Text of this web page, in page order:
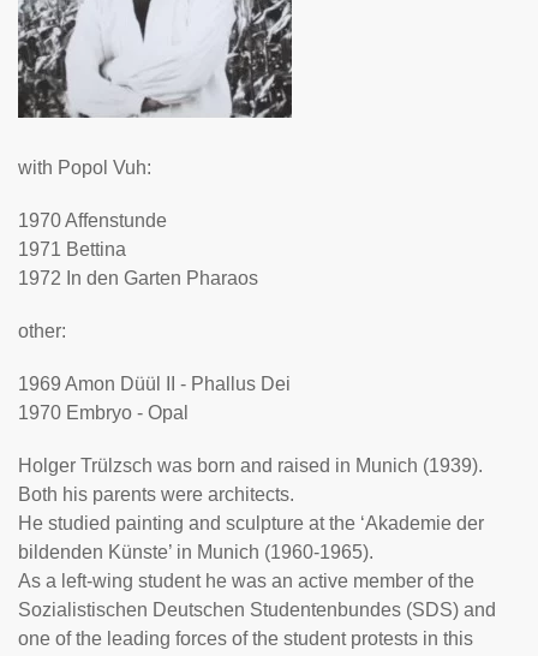
with Popol Vuh:
1970 Affenstunde
1971 Bettina
1972 In den Garten Pharaos
other:
1969 Amon Düül II - Phallus Dei
1970 Embryo - Opal
Holger Trülzsch was born and raised in Munich (1939).
Both his parents were architects.
He studied painting and sculpture at the ‘Akademie der
bildenden Künste’ in Munich (1960-1965).
As a left-wing student he was an active member of the
Sozialistischen Deutschen Studentenbundes (SDS) and
one of the leading forces of the student protests in this